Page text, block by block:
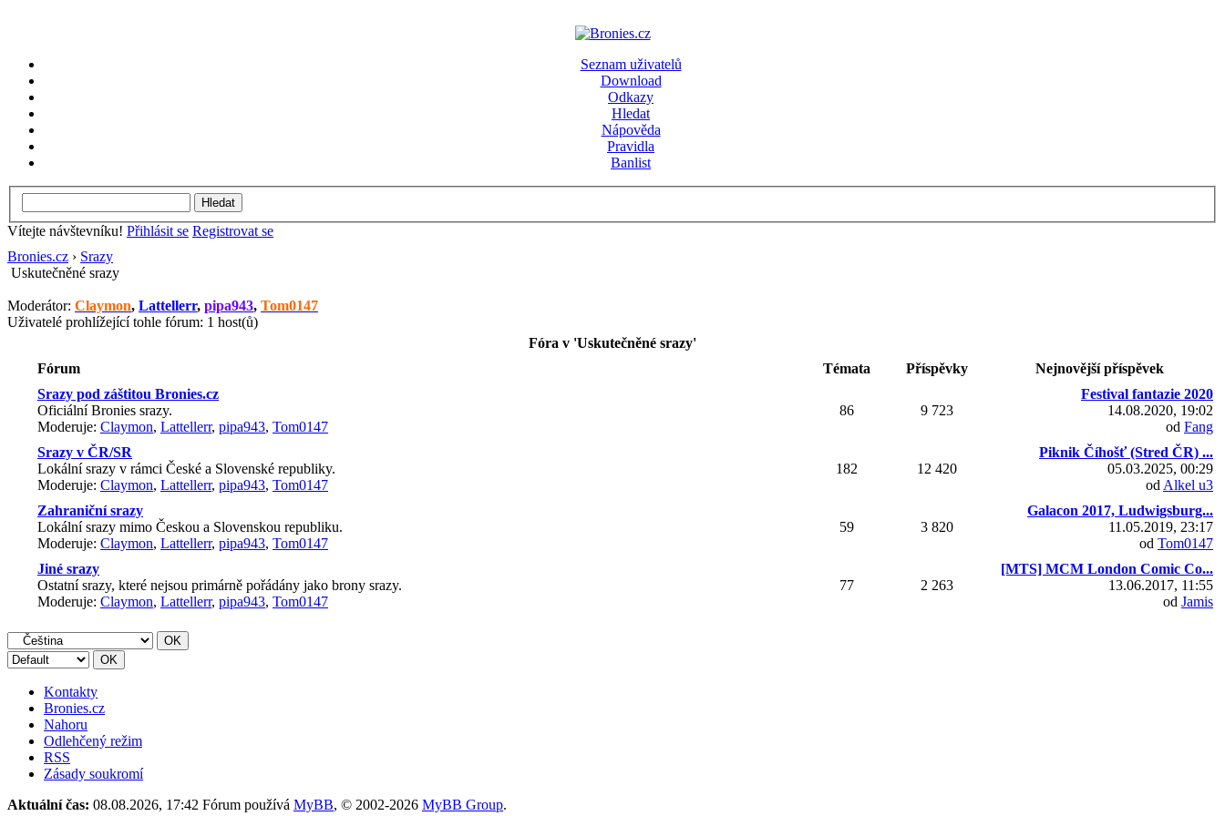
Seznam uživatelů
Download
Odkazy
Hledat
Nápověda
Pravidla
Banlist
Vítejte návštevníku! Přihlásit se Registrovat se
Bronies.cz › Srazy
Uskutečněné srazy
Moderátor: Claymon, Lattellerr, pipa943, Tom0147
Uživatelé prohlížející tohle fórum: 1 host(ů)
Fóra v 'Uskutečněné srazy'
Fórum
Témata Příspěvky
Nejnovější příspěvek
Srazy pod záštitou Bronies.cz
Oficiální Bronies srazy.
Moderuje: Claymon, Lattellerr, pipa943, Tom0147
86 9 723
Festival fantazie 2020
14.08.2020, 19:02
od Fang
Srazy v ČR/SR
Lokální srazy v rámci České a Slovenské republiky.
Moderuje: Claymon, Lattellerr, pipa943, Tom0147
182 12 420
Piknik Číhošť (Stred ČR) ...
05.03.2025, 00:29
od Alkel u3
Zahraniční srazy
Lokální srazy mimo Českou a Slovenskou republiku.
Moderuje: Claymon, Lattellerr, pipa943, Tom0147
59 3 820
Galacon 2017, Ludwigsburg...
11.05.2019, 23:17
od Tom0147
Jiné srazy
Ostatní srazy, které nejsou primárně pořádány jako brony srazy.
Moderuje: Claymon, Lattellerr, pipa943, Tom0147
77 2 263
[MTS] MCM London Comic Co...
13.06.2017, 11:55
od Jamis
Kontakty
Bronies.cz
Nahoru
Odlehčený režim
RSS
Zásady soukromí
Aktuální čas: 08.08.2026, 17:42 Fórum používá MyBB, © 2002-2026 MyBB Group.